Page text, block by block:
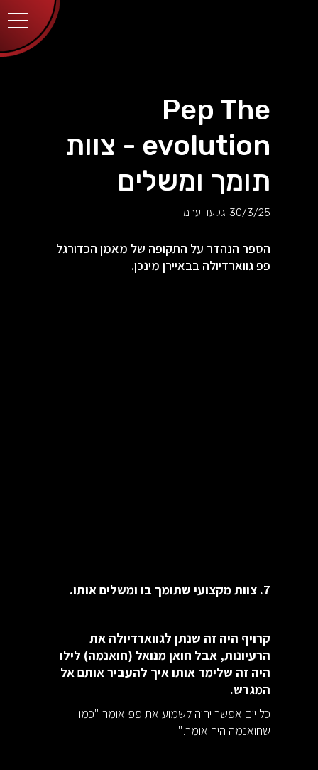
Pep The
evolution - צוות
תומך ומשלים
30/3/25 גלעד ערמון
הספר הנהדר על התקופה של מאמן הכדורגל
פפ גווארדיולה בבאיירן מינכן.
7. צוות מקצועי שתומך בו ומשלים אותו.
קרויף היה זה שנתן לגווארדיולה את
הרעיונות, אבל חואן מנואל (חואנמה) לילו
היה זה שלימד אותו איך להעביר אותם אל
המגרש.
כל יום אפשר יהיה לשמוע את פפ אומר "כמו
שחואנמה היה אומר."